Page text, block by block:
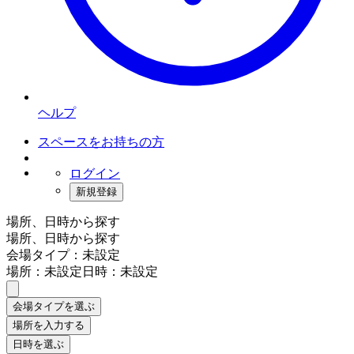
ヘルプ
スペースをお持ちの方
ログイン
新規登録
場所、日時から探す
場所、日時から探す
会場タイプ：未設定
場所：未設定日時：未設定
会場タイプを選ぶ
場所を入力する
日時を選ぶ